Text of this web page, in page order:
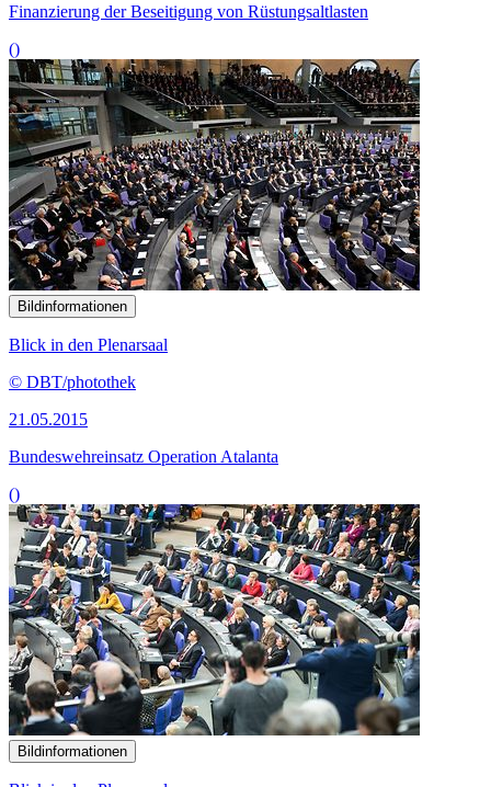
Finanzierung der Beseitigung von Rüstungsaltlasten
()
Bildinformationen
Blick in den Plenarsaal
© DBT/photothek
21.05.2015
Bundeswehreinsatz Operation Atalanta
()
Bildinformationen